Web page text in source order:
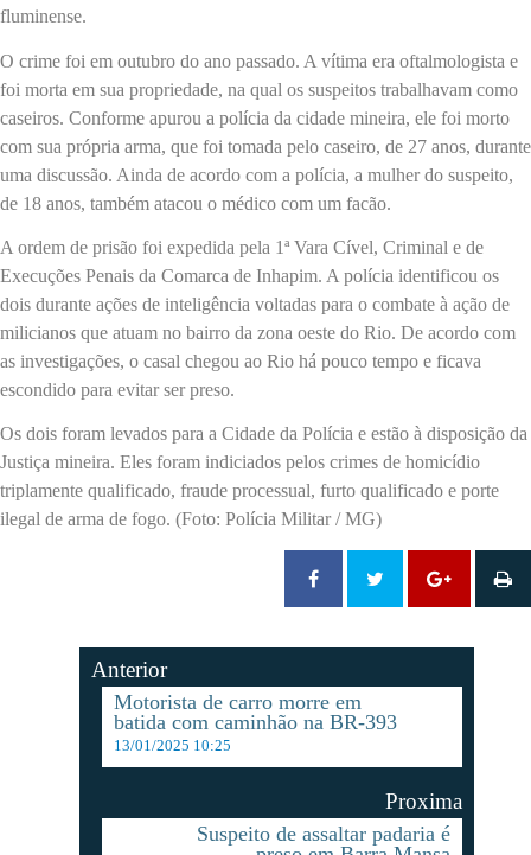
fluminense.
O crime foi em outubro do ano passado. A vítima era oftalmologista e
foi morta em sua propriedade, na qual os suspeitos trabalhavam como
caseiros. Conforme apurou a polícia da cidade mineira, ele foi morto
com sua própria arma, que foi tomada pelo caseiro, de 27 anos, durante
uma discussão. Ainda de acordo com a polícia, a mulher do suspeito,
de 18 anos, também atacou o médico com um facão.
A ordem de prisão foi expedida pela 1ª Vara Cível, Criminal e de
Execuções Penais da Comarca de Inhapim. A polícia identificou os
dois durante ações de inteligência voltadas para o combate à ação de
milicianos que atuam no bairro da zona oeste do Rio. De acordo com
as investigações, o casal chegou ao Rio há pouco tempo e ficava
escondido para evitar ser preso.
Os dois foram levados para a Cidade da Polícia e estão à disposição da
Justiça mineira. Eles foram indiciados pelos crimes de homicídio
triplamente qualificado, fraude processual, furto qualificado e porte
ilegal de arma de fogo. (Foto: Polícia Militar / MG)
Anterior
Motorista de carro morre em
batida com caminhão na BR-393
13/01/2025 10:25
Proxima
Suspeito de assaltar padaria é